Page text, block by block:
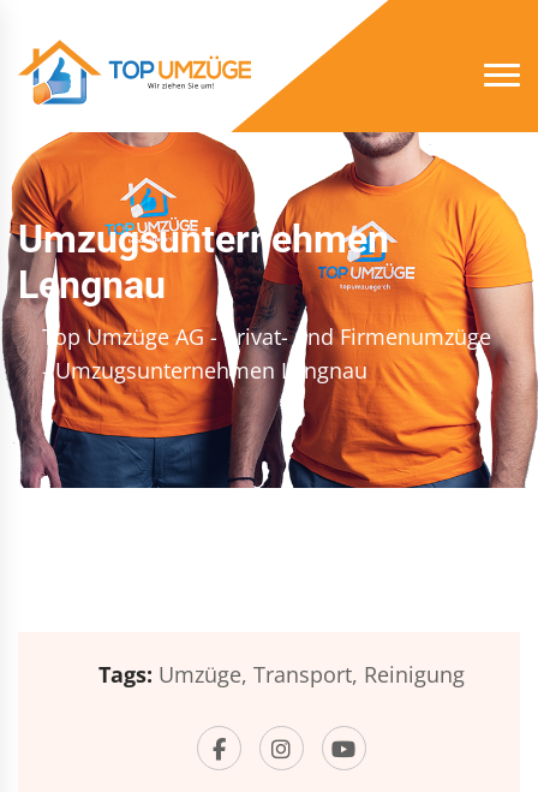
Umzugsunternehmen
Lengnau
Top Umzüge AG - Privat- und Firmenumzüge
- Umzugsunternehmen Lengnau
Tags: Umzüge, Transport, Reinigung